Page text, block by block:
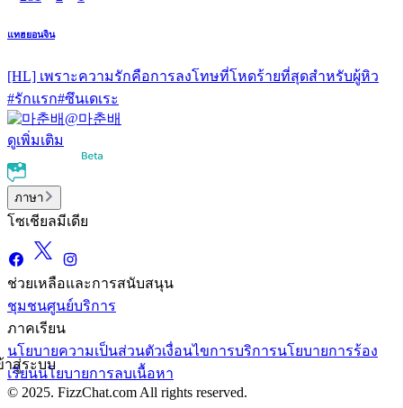
าสู่ระบบ
แทฮยอนจิน
[HL] เพราะความรักคือการลงโทษที่โหดร้ายที่สุดสำหรับผู้หิว
#รักแรก#ซึนเดเระ
@마춘배
ดูเพิ่มเติม
ภาษา
โซเชียลมีเดีย
ช่วยเหลือและการสนับสนุน
ชุมชนศูนย์บริการ
ภาคเรียน
นโยบายความเป็นส่วนตัวเงื่อนไขการบริการนโยบายการร้อง
เรียนนโยบายการลบเนื้อหา
© 2025. FizzChat.com All rights reserved.